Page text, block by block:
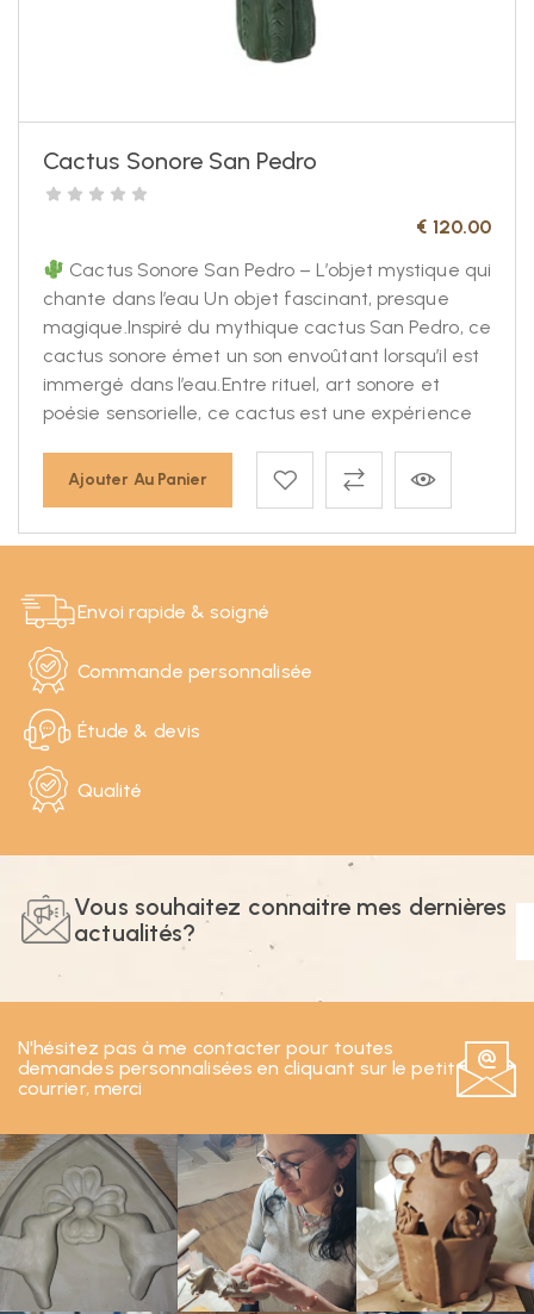
Cactus Sonore San Pedro
€ 120.00
Cactus Sonore San Pedro – L’objet mystique qui
chante dans l’eau Un objet fascinant, presque
magique.Inspiré du mythique cactus San Pedro, ce
cactus sonore émet un son envoûtant lorsqu’il est
immergé dans l’eau.Entre rituel, art sonore et
poésie sensorielle, ce cactus est une expérience
Ajouter Au Panier
Envoi rapide & soigné
Commande personnalisée
Étude & devis
Qualité
Vous souhaitez connaitre mes dernières
actualités?
N'hésitez pas à me contacter pour toutes
demandes personnalisées en cliquant sur le petit
courrier, merci